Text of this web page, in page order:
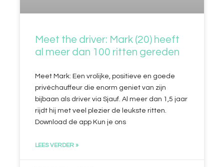
Meet the driver: Mark (20) heeft
al meer dan 100 ritten gereden
Meet Mark: Een vrolijke, positieve en goede
privéchauffeur die enorm geniet van zijn
bijbaan als driver via Sjauf. Al meer dan 1,5 jaar
rijdt hij met veel plezier de leukste ritten.
Download de app Kun je ons
LEES VERDER »